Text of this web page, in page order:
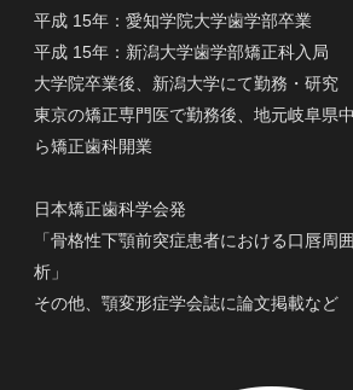
平成 15年：愛知学院大学歯学部卒業
平成 15年：新潟大学歯学部矯正科入局
大学院卒業後、新潟大学にて勤務・研究
東京の矯正専門医で勤務後、地元岐阜県
ら矯正歯科開業
日本矯正歯科学会発
「骨格性下顎前突症患者における口唇周
析」
その他、顎変形症学会誌に論文掲載など